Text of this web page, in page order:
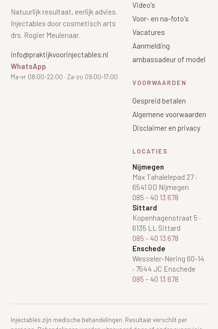
Natuurlijk resultaat, eerlijk advies.
Injectables door cosmetisch arts
drs. Rogier Meulenaar.
info@praktijkvoorinjectables.nl
WhatsApp
Ma-vr 08:00-22:00 · Za-zo 09:00-17:00
Video's
Voor- en na-foto's
Vacatures
Aanmelding
ambassadeur of model
VOORWAARDEN
Gespreid betalen
Algemene voorwaarden
Disclaimer en privacy
LOCATIES
Nijmegen
Max Tahalelepad 27·
6541 GD Nijmegen
085 - 40 13 678
Sittard
Kopenhagenstraat 5 ·
6135 LL Sittard
085 - 40 13 678
Enschede
Wesseler-Nering 60-14
· 7544 JC Enschede
085 - 40 13 678
Injectables zijn medische behandelingen. Resultaat verschilt per